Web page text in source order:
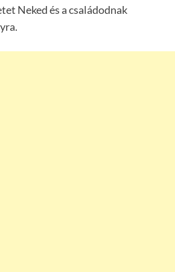
Neked és a családodnak